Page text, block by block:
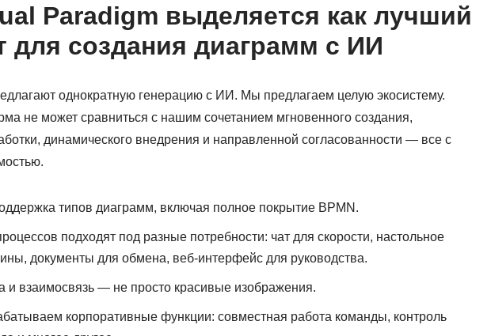
Paradigm выделяется как лучший
для создания диаграмм с ИИ
однократную генерацию с ИИ. Мы предлагаем целую экосистему.
не может сравниться с нашим сочетанием мгновенного создания,
динамического внедрения и направленной согласованности — все с
типов диаграмм, включая полное покрытие BPMN.
подходят под разные потребности: чат для скорости, настольное
документы для обмена, веб-интерфейс для руководства.
и взаимосвязь — не просто красивые изображения.
корпоративные функции: совместная работа команды, контроль